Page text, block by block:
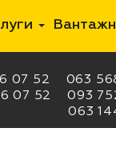
07 52 063
07 52 093
063